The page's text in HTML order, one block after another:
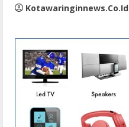
Kotawaringinnews.co.id